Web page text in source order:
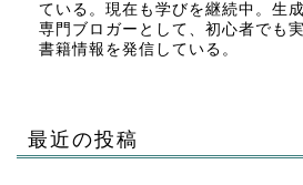
ている。現在も学びを継続中。生
専門ブロガーとして、初心者でも
書籍情報を発信している。
最近の投稿